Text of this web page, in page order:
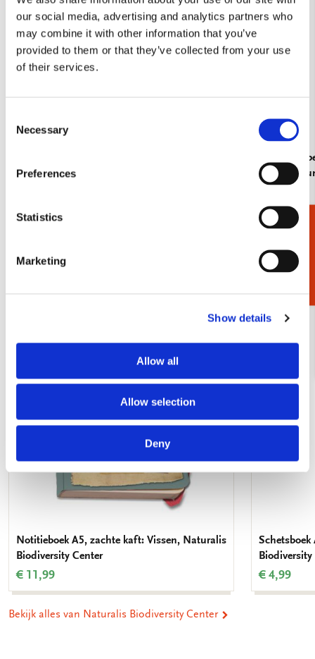
our social media, advertising and analytics partners who
may combine it with other information that you’ve
provided to them or that they’ve collected from your use
of their services.
Selection
Necessary
Preferences
Statistics
Marketing
Show details
Allow all
Allow selection
Deny
€ 2,99
Dieren,
Meer van Naturalis Biodiversity Center
aan
Notitieboek A5, zachte kaft: Vissen, Naturalis
Biodiversity Center
€ 11,99
Biodiversity
€ 4,99
Bekijk alles van Naturalis Biodiversity Center
Cadeaukiezer